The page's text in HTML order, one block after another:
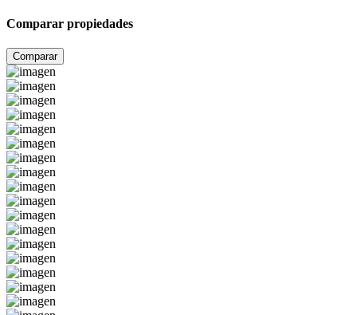
Comparar propiedades
Comparar